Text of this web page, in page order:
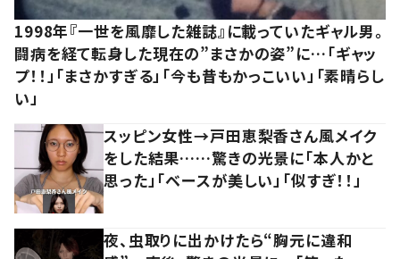
1998年『一世を風靡した雑誌』に載っていたギャル男。
闘病を経て転身した現在の”まさかの姿”に…「ギャッ
プ！！」「まさかすぎる」「今も昔もかっこいい」「素晴らし
い」
スッピン女性→戸田恵梨香さん風メイク
をした結果……驚きの光景に「本人かと
思った」「ベースが美しい」「似すぎ！！」
夜、虫取りに出かけたら“胸元に違和